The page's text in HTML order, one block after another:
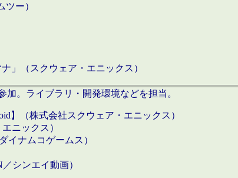
ツー）
」（スクウェア・エニックス）
。ライブラリ・開発環境などを担当。
】（株式会社スクウェア・エニックス）
ニックス）
イナムコゲームス）
シンエイ動画）